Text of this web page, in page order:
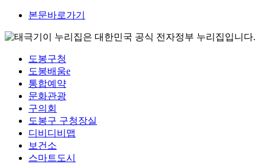
본문바로가기
이 누리집은 대한민국 공식 전자정부 누리집입니다.
도봉구청
도봉배움e
통합예약
문화관광
구의회
도봉구 구청장실
디비디비맵
보건소
스마트도시